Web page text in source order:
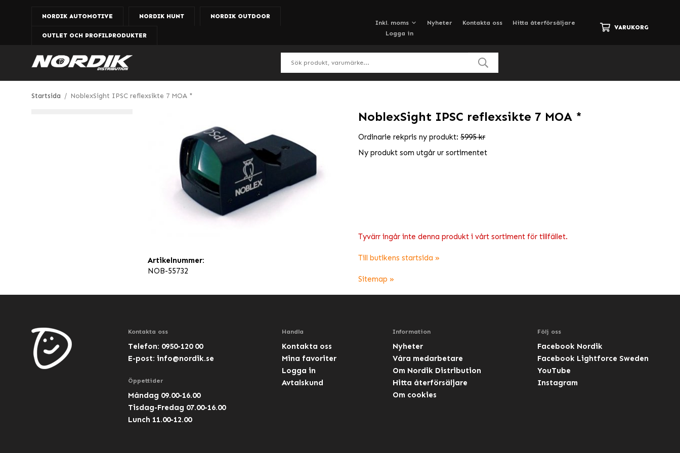
NORDIK AUTOMOTIVE NORDIK HUNT NORDIK OUTDOOR
OUTLET OCH PROFILPRODUKTER
Nyheter Kontakta oss
Hitta återförsäljare
Logga in
VARUKORG
Startsida / NoblexSight IPSC reflexsikte 7 MOA *
NoblexSight IPSC reflexsikte 7 MOA *
Ordinarie rekpris ny produkt: 5995 kr
Ny produkt som utgår ur sortimentet
Tyvärr ingår inte denna produkt i vårt sortiment för tillfället.
Till butikens startsida »
Sitemap »
Artikelnummer:
NOB-55732
Kontakta oss
Telefon: 0950-120 00
E-post: info@nordik.se
Öppettider
Måndag 09.00-16.00
Tisdag-Fredag 07.00-16.00
Lunch 11.00-12.00
Handla
Kontakta oss
Mina favoriter
Logga in
Avtalskund
Information
Nyheter
Våra medarbetare
Om Nordik Distribution
Hitta återförsäljare
Om cookies
Följ oss
Facebook Nordik
Facebook Lightforce Sweden
YouTube
Instagram